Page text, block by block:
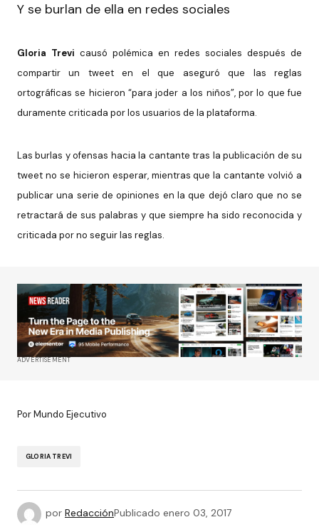
Y se burlan de ella en redes sociales
Gloria Trevi causó polémica en redes sociales después de
compartir un tweet en el que aseguró que las reglas
ortográficas se hicieron “para joder a los niños”, por lo que fue
duramente criticada por los usuarios de la plataforma.
Las burlas y ofensas hacia la cantante tras la publicación de su
tweet no se hicieron esperar, mientras que la cantante volvió a
publicar una serie de opiniones en la que dejó claro que no se
retractará de sus palabras y que siempre ha sido reconocida y
criticada por no seguir las reglas.
ADVERTISEMENT
Por Mundo Ejecutivo
GLORIA TREVI
por RedacciónPublicado enero 03, 2017